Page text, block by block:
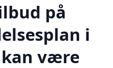
på
i
kan være